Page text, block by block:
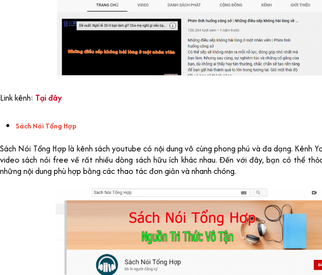
Link kênh: Tại đây
Sách Nói Tổng Hợp
Sách Nói Tổng Hợp là kênh sách youtube có nội dung vô cùng phong phú và đa dạng. Kênh
video sách nói free về rất nhiều dòng sách hữu ích khác nhau. Đến với đây, bạn có thể
những nội dung phù hợp bằng các thao tác đơn giản và nhanh chóng.